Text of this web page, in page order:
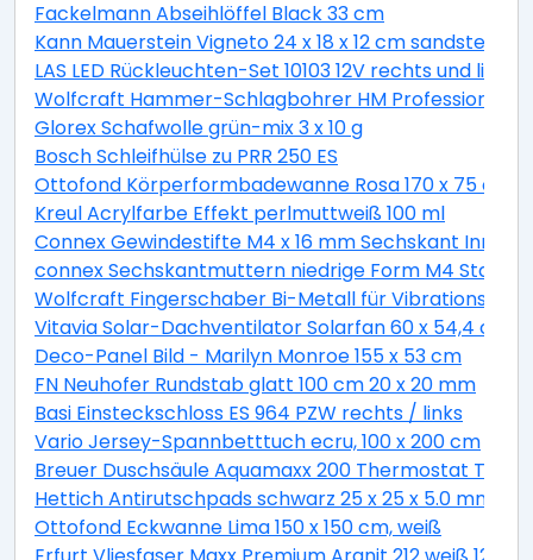
Fackelmann Abseihlöffel Black 33 cm
Kann Mauerstein Vigneto 24 x 18 x 12 cm
LAS LED Rückleuchten-Set 10103 12V rechts und links
Wolfcraft Hammer-Schlagbohrer HM Professional
Glorex Schafwolle grün-mix 3 x 10 g
Bosch Schleifhülse zu PRR 250 ES
Ottofond Körperformbadewanne Rosa 170 x 75 cm,
Kreul Acrylfarbe Effekt perlmuttweiß 100 ml
Connex Gewindestifte M4 x 16 mm Sechskant Innen
connex Sechskantmuttern niedrige Form M4 Stahl
Wolfcraft Fingerschaber Bi-Metall für
Vitavia Solar-Dachventilator Solarfan 60 x 54,4 cm
Deco-Panel Bild - Marilyn Monroe 155 x 53 cm
FN Neuhofer Rundstab glatt 100 cm 20 x 20 mm
Basi Einsteckschloss ES 964 PZW rechts / links
Vario Jersey-Spannbetttuch ecru, 100 x 200 cm
Breuer Duschsäule Aquamaxx 200 Thermostat
Hettich Antirutschpads schwarz 25 x 25 x 5.0 mm -
Ottofond Eckwanne Lima 150 x 150 cm, weiß